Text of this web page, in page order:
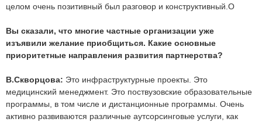
целом очень позитивный был разговор и конструктивный.О
Вы сказали, что многие частные организации уже
изъявили желание приобщиться. Какие основные
приоритетные направления развития партнерства?
В.Скворцова: Это инфраструктурные проекты. Это
медицинский менеджмент. Это поствузовские образовательные
программы, в том числе и дистанционные программы. Очень
активно развиваются различные аутсорсинговые услуги, как